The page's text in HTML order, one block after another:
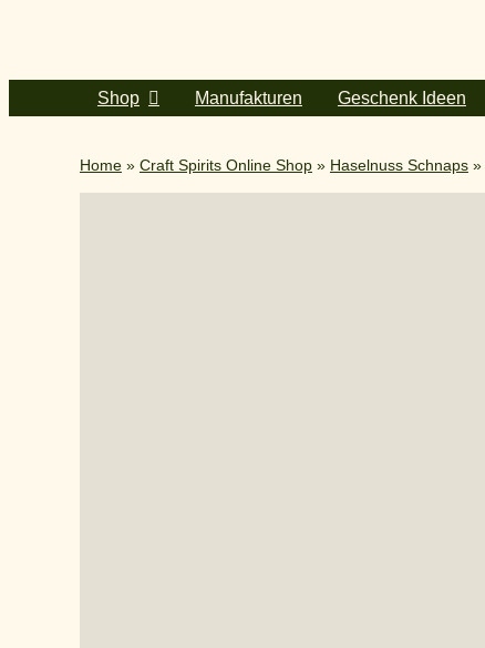
Shop Manufakturen Geschenk Ideen
Home» Craft Spirits Online Shop» Haselnuss Schnaps»